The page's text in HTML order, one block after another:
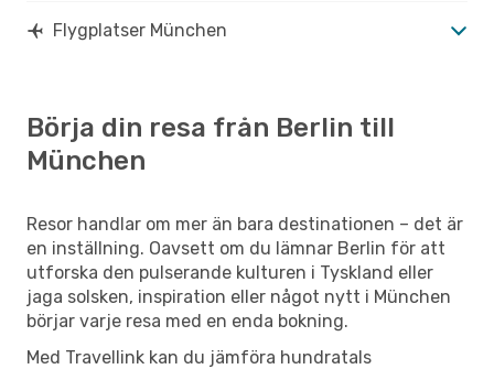
Flygplatser München
Börja din resa från Berlin till
München
Resor handlar om mer än bara destinationen – det är
en inställning. Oavsett om du lämnar Berlin för att
utforska den pulserande kulturen i Tyskland eller
jaga solsken, inspiration eller något nytt i München
börjar varje resa med en enda bokning.
Med Travellink kan du jämföra hundratals